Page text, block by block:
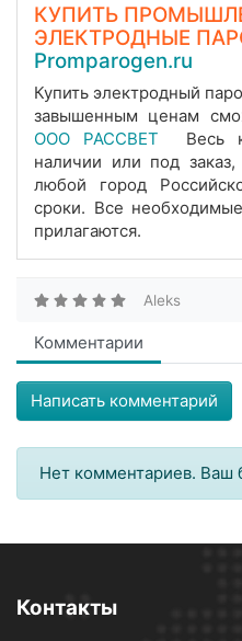
КУПИТЬ
ЭЛЕКТРОДНЫЕ
Promparogen.ru
Купить электродный
завышенным ценам
ООО РАССВЕТ
Весь
наличии или под заказ,
любой город
сроки. Все
прилагаются.
Aleks
Комментарии
Написать комментарий
Нет комментариев. Ваш
Контакты